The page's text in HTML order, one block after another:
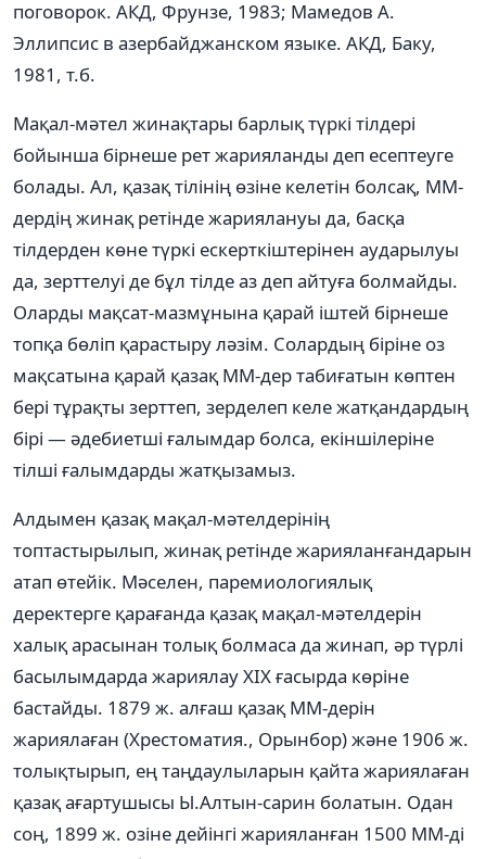
поговорок. АКД, Фрунзе, 1983; Мамедов А.
Эллипсис в азербайджанском языке. АКД, Баку,
1981, т.б.
Мақал-мәтел жинақтары барлық түркі тілдері
бойынша бірнеше рет жарияланды деп есептеуге
болады. Ал, қазақ тілінің өзіне келетін болсақ, ММ-
дердің жинақ ретінде жариялануы да, басқа
тілдерден көне түркі ескерткіштерінен аударылуы
да, зерттелуі де бұл тілде аз деп айтуға болмайды.
Оларды мақсат-мазмұнына қарай іштей бірнеше
топқа бөліп қарастыру ләзім. Солардың біріне оз
мақсатына қарай қазақ ММ-дер табиғатын көптен
бері тұрақты зерттеп, зерделеп келе жатқандардың
бірі — әдебиетші ғалымдар болса, екіншілеріне
тілші ғалымдарды жатқызамыз.
Алдымен қазақ мақал-мәтелдерінің
топтастырылып, жинақ ретінде жарияланғандарын
атап өтейік. Мәселен, паремиологиялық
деректерге қарағанда қазақ мақал-мәтелдерін
халық арасынан толық болмаса да жинап, әр түрлі
басылымдарда жариялау XIX ғасырда көріне
бастайды. 1879 ж. алғаш қазақ ММ-дерін
жариялаған (Хрестоматия., Орынбор) және 1906 ж.
толықтырып, ең таңдаулыларын қайта жариялаған
қазақ ағартушысы Ы.Алтын-сарин болатын. Одан
соң, 1899 ж. озіне дейінгі жарияланған 1500 ММ-ді